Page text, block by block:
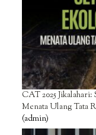
CAT 2025
Menata Ulang Tata
(admin)